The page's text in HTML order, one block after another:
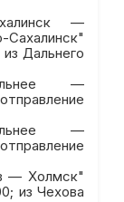
—
Дальнего
—
—
— Холмск"
из Чехова